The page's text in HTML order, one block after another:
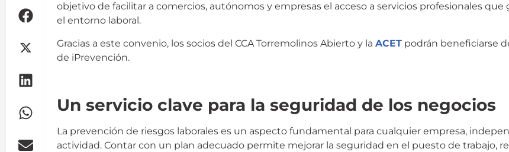
objetivo de facilitar a comercios, autónomos y empresas el acceso a servicios profesionales
el entorno laboral.
Gracias a este convenio, los socios del CCA Torremolinos Abierto y laACET podrán beneficiarse
de iPrevención.
Un servicio clave para la seguridad de los negocios
La prevención de riesgos laborales es un aspecto fundamental para cualquier empresa,
actividad. Contar con un plan adecuado permite mejorar la seguridad en el puesto de trabajo,